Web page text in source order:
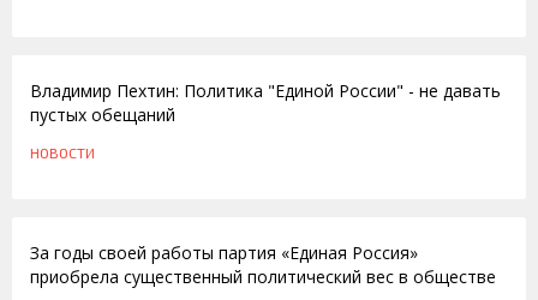
Владимир Пехтин: Политика "Единой России" - не давать
пустых обещаний
НОВОСТИ
За годы своей работы партия «Единая Россия»
приобрела существенный политический вес в обществе